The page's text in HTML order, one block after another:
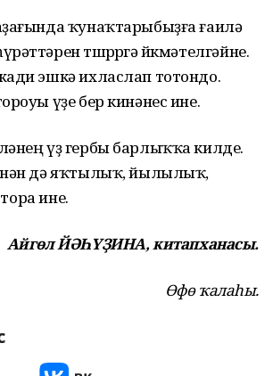
ҡунаҡтарыбыҙға ғаилә
төшөрөргә йөкмәтелгәйне.
эшкә ихласлап тотондо.
үҙе бер кинәнес ине.
үҙ гербы барлыҡҡа килде.
дә яҡтылыҡ, йылылыҡ,
тора ине.
Айгөл ЙӘҺҮҘИНА, китапханасы.
Өфө ҡалаһы.